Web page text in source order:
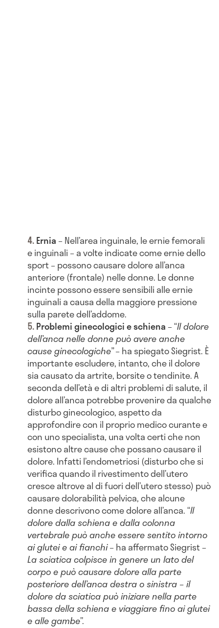
Ernia – Nell’area inguinale, le ernie femorali
e inguinali – a volte indicate come ernie dello
sport – possono causare dolore all’anca
anteriore (frontale) nelle donne. Le donne
incinte possono essere sensibili alle ernie
inguinali a causa della maggiore pressione
sulla parete dell’addome.
Problemi ginecologici e schiena – “Il dolore
dell’anca nelle donne può avere anche
cause ginecologiche”– ha spiegato Siegrist. È
importante escludere, intanto, che il dolore
sia causato da artrite, borsite o tendinite. A
seconda dell’età e di altri problemi di salute, il
dolore all’anca potrebbe provenire da qualche
disturbo ginecologico, aspetto da
approfondire con il proprio medico curante e
con uno specialista, una volta certi che non
esistono altre cause che possano causare il
dolore. Infatti l’endometriosi (disturbo che si
verifica quando il rivestimento dell’utero
cresce altrove al di fuori dell’utero stesso) può
causare dolorabilità pelvica, che alcune
donne descrivono come dolore all’anca. “Il
dolore dalla schiena e dalla colonna
vertebrale può anche essere sentito intorno
ai glutei e ai fianchi– ha affermato Siegrist –
La sciatica colpisce in genere un lato del
corpo e può causare dolore alla parte
posteriore dell’anca destra o sinistra – il
dolore da sciatica può iniziare nella parte
bassa della schiena e viaggiare fino ai glutei
e alle gambe”.